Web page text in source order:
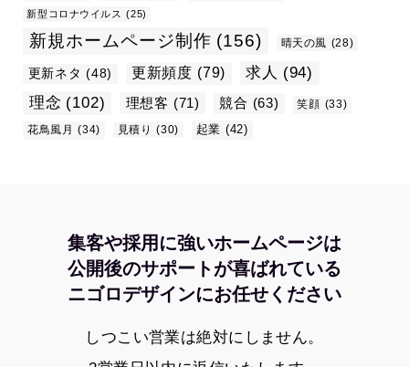
新型コロナウイルス (25)
新規ホームページ制作 (156) 晴天の風 (28)
更新ネタ (48) 更新頻度 (79) 求人 (94)
理念 (102) 理想客 (71) 競合 (63) 笑顔 (33)
花鳥風月
(34) 見積り (30) 起業 (42)
集客や採用に強いホームページは
公開後のサポートが喜ばれている
ニゴロデザインにお任せください
しつこい営業は絶対にしません。